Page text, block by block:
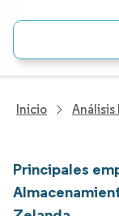
Inicio Análisis
Principales